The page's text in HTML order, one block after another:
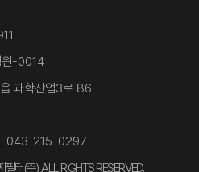
원-0014
과학산업3로 86
043-215-0297
터(주). ALL RIGHTS RESERVED.